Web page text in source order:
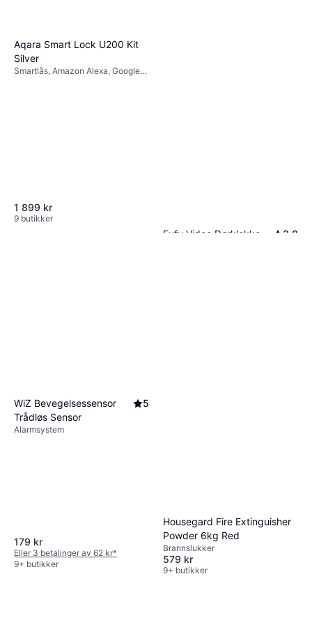
Aqara Smart Lock U200 Kit
Silver
Smartlås, Amazon Alexa, Google
1 899 kr
9 butikker
Eufy Video Dørklokke
3.8
WiZ Bevegelsessensor
Trådløs Sensor
5
Alarmsystem
179 kr
Eller 3 betalinger av 62 kr*
9+ butikker
Housegard Fire Extinguisher
Powder 6kg Red
Brannslukker
579 kr
9+ butikker